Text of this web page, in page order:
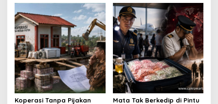
Koperasi Tanpa Pijakan Mata Tak Berkedip di Pintu